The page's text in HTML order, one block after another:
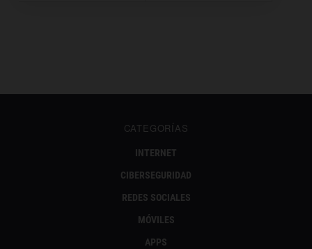
CATEGORÍAS
INTERNET
CIBERSEGURIDAD
REDES SOCIALES
MÓVILES
APPS